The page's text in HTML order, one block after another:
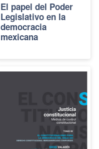
El papel del Poder
Legislativo en la
democracia
mexicana